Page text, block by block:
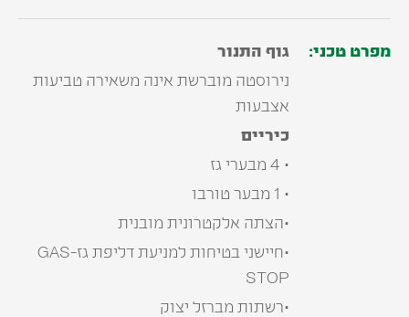
מפרט טכני:
גוף התנור
נירוסטה מוברשת אינה משאירה טביעות
אצבעות
כיריים
• 4 מבערי גז
• 1 מבער טורבו
•הצתה אלקטרונית מובנית
•חיישני בטיחות למניעת דליפת גז-GAS
STOP
•רשתות מברזל יצוק